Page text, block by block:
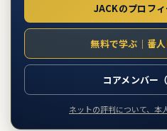
JACKのプロフ
無料で学ぶ｜番
コアメンバー
ネットの評判について、